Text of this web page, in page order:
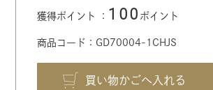
獲得ポイント ： 100 ポイント
商品コード：GD70004-1CHJS